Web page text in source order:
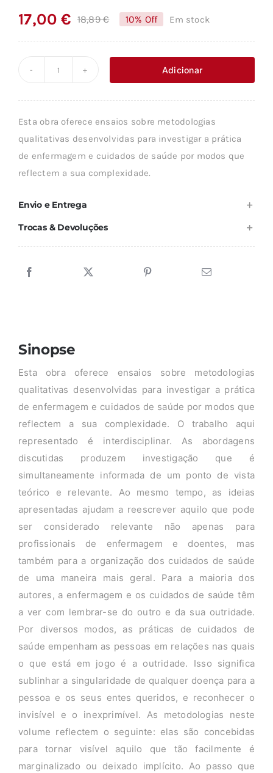
18,89€O
original
era:
17,00€
O
é:
10% Off Em stock
PARA
ENFERMAGEM
Adicionar
Esta obra oferece ensaios sobre metodologias
qualitativas desenvolvidas para investigar a prática
de enfermagem e cuidados de saúde por modos que
reflectem a sua complexidade.
Envio e Entrega
Trocas & Devoluções
Sinopse
Esta obra oferece ensaios sobre metodologias
qualitativas desenvolvidas para investigar a prática
de enfermagem e cuidados de saúde por modos que
reflectem a sua complexidade. O trabalho aqui
representado é interdisciplinar. As abordagens
discutidas produzem investigação que é
simultaneamente informada de um ponto de vista
teórico e relevante. Ao mesmo tempo, as ideias
apresentadas ajudam a reescrever aquilo que pode
ser considerado relevante não apenas para
profissionais de enfermagem e doentes, mas
também para a organização dos cuidados de saúde
de uma maneira mais geral. Para a maioria dos
autores, a enfermagem e os cuidados de saúde têm
a ver com lembrar-se do outro e da sua outridade.
Por diversos modos, as práticas de cuidados de
saúde empenham as pessoas em relações nas quais
o que está em jogo é a outridade. Isso significa
sublinhar a singularidade de qualquer doença para a
pessoa e os seus entes queridos, e reconhecer o
invisível e o inexprimível. As metodologias neste
volume reflectem o seguinte: elas são concebidas
para tornar visível aquilo que tão facilmente é
marginalizado ou deixado implícito. Ao passo que